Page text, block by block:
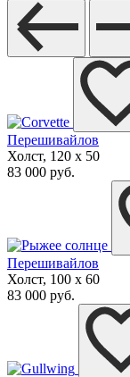
Перешивайлов
Холст, 120 x 50
83 000 руб.
Перешивайлов
Холст, 100 x 60
83 000 руб.